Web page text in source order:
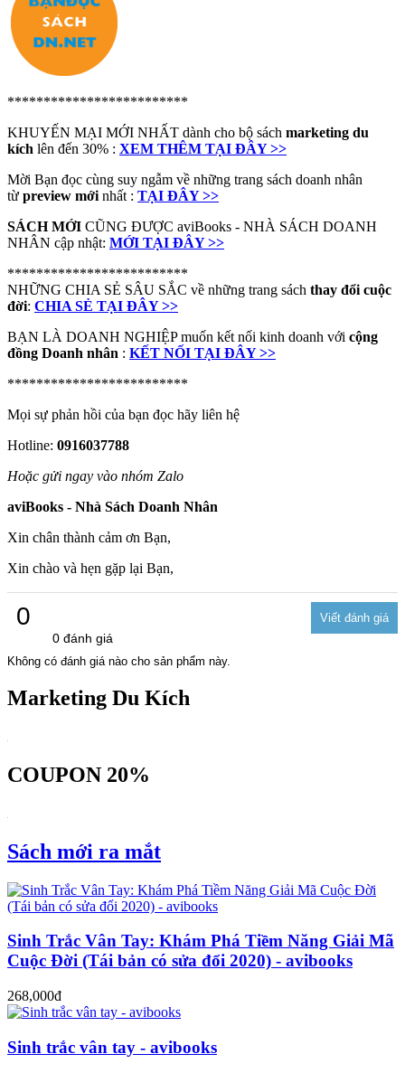
*************************
KHUYẾN MẠI MỚI NHẤT dành cho bộ sách marketing du
kích lên đến 30% : XEM THÊM TẠI ĐÂY >>
Mời Bạn đọc cùng suy ngẫm về những trang sách doanh nhân
từ preview mới nhất : TẠI ĐÂY >>
SÁCH MỚI CŨNG ĐƯỢC aviBooks - NHÀ SÁCH DOANH
NHÂN cập nhật: MỚI TẠI ĐÂY >>
*************************
NHỮNG CHIA SẺ SÂU SẮC về những trang sách thay đổi cuộc
đời: CHIA SẺ TẠI ĐÂY >>
BẠN LÀ DOANH NGHIỆP muốn kết nối kinh doanh với cộng
đồng Doanh nhân : KẾT NỐI TẠI ĐÂY >>
*************************
Mọi sự phản hồi của bạn đọc hãy liên hệ
Hotline: 0916037788
Hoặc gửi ngay vào nhóm Zalo
aviBooks - Nhà Sách Doanh Nhân
Xin chân thành cảm ơn Bạn,
Xin chào và hẹn gặp lại Bạn,
0
0 đánh giá
Không có đánh giá nào cho sản phẩm này.
Marketing Du Kích
COUPON 20%
Sách mới ra mắt
Sinh Trắc Vân Tay: Khám Phá Tiềm Năng Giải Mã
Cuộc Đời (Tái bản có sửa đổi 2020) - avibooks
268,000đ
Sinh trắc vân tay - avibooks